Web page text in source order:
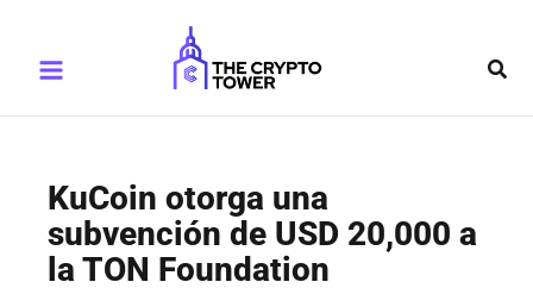
contenido
Menu
KuCoin otorga una
subvención de USD 20,000 a
la TON Foundation